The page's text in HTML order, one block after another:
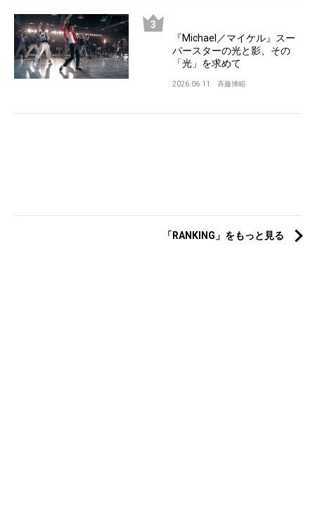
『Michael／マイケル』スー
パースターの光と影、その
「光」を求めて
2026.06.11 斉藤博昭
「RANKING」をもっと見る